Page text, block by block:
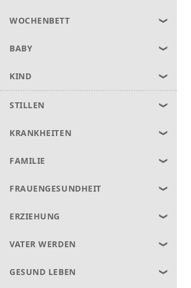
WOCHENBETT
BABY
KIND
STILLEN
KRANKHEITEN
FAMILIE
FRAUENGESUNDHEIT
ERZIEHUNG
VATER WERDEN
GESUND LEBEN